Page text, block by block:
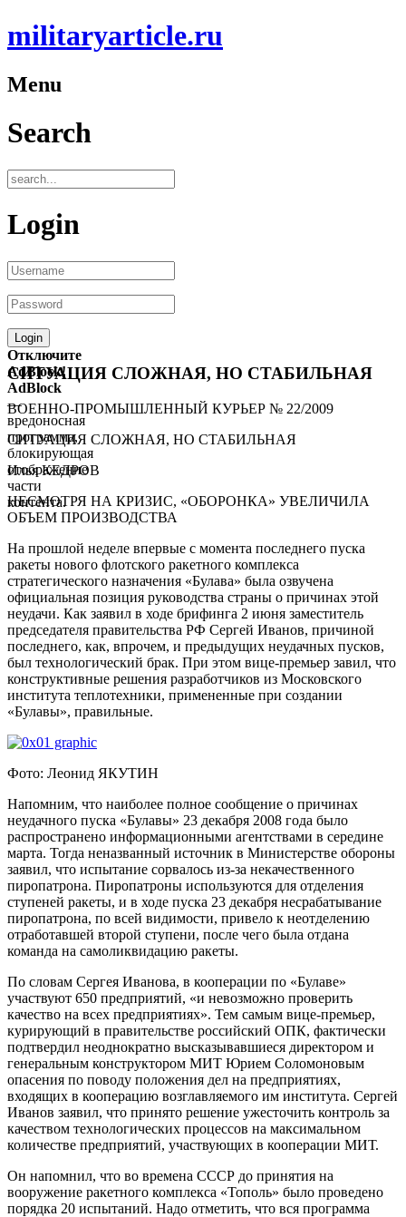
militaryarticle.ru
Menu
Search
Login
Отключите
AdBlock!
AdBlock
—
вредоносная
программа,
блокирующая
отображение
части
контента.
СИТУАЦИЯ СЛОЖНАЯ, НО СТАБИЛЬНАЯ
ВОЕННО-ПРОМЫШЛЕННЫЙ КУРЬЕР № 22/2009
СИТУАЦИЯ СЛОЖНАЯ, НО СТАБИЛЬНАЯ
Илья КЕДРОВ
НЕСМОТРЯ НА КРИЗИС, «ОБОРОНКА» УВЕЛИЧИЛА
ОБЪЕМ ПРОИЗВОДСТВА
На прошлой неделе впервые с момента последнего пуска
ракеты нового флотского ракетного комплекса
стратегического назначения «Булава» была озвучена
официальная позиция руководства страны о причинах этой
неудачи. Как заявил в ходе брифинга 2 июня заместитель
председателя правительства РФ Сергей Иванов, причиной
последнего, как, впрочем, и предыдущих неудачных пусков,
был технологический брак. При этом вице-премьер завил, что
конструктивные решения разработчиков из Московского
института теплотехники, примененные при создании
«Булавы», правильные.
Фото: Леонид ЯКУТИН
Напомним, что наиболее полное сообщение о причинах
неудачного пуска «Булавы» 23 декабря 2008 года было
распространено информационными агентствами в середине
марта. Тогда неназванный источник в Министерстве обороны
заявил, что испытание сорвалось из-за некачественного
пиропатрона. Пиропатроны используются для отделения
ступеней ракеты, и в ходе пуска 23 декабря несрабатывание
пиропатрона, по всей видимости, привело к неотделению
отработавшей второй ступени, после чего была отдана
команда на самоликвидацию ракеты.
По словам Сергея Иванова, в кооперации по «Булаве»
участвуют 650 предприятий, «и невозможно проверить
качество на всех предприятиях». Тем самым вице-премьер,
курирующий в правительстве российский ОПК, фактически
подтвердил неоднократно высказывавшиеся директором и
генеральным конструктором МИТ Юрием Соломоновым
опасения по поводу положения дел на предприятиях,
входящих в кооперацию возглавляемого им института. Сергей
Иванов заявил, что принято решение ужесточить контроль за
качеством технологических процессов на максимальном
количестве предприятий, участвующих в кооперации МИТ.
Он напомнил, что во времена СССР до принятия на
вооружение ракетного комплекса «Тополь» было проведено
порядка 20 испытаний. Надо отметить, что вся программа